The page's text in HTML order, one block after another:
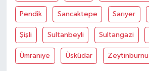
Pendik Sancaktepe Sarıyer
Şişli Sultanbeyli Sultangazi
Ümraniye Üsküdar Zeytinburnu